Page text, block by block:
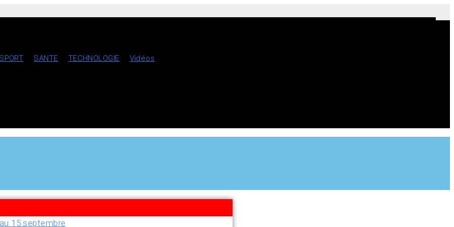
SPORT SANTE TECHNOLOGIE
Vidéos
15 septembre